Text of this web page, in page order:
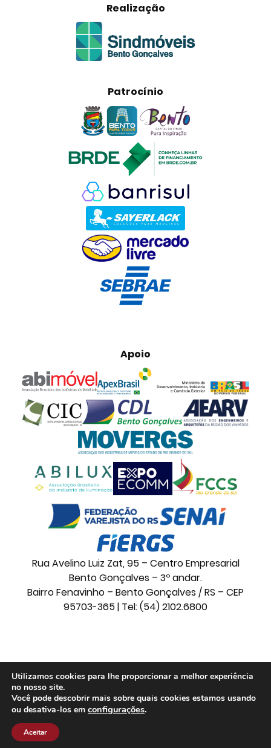
Realização
Patrocínio
Apoio
Rua Avelino Luiz Zat, 95 – Centro Empresarial
Bento Gonçalves – 3º andar.
Bairro Fenavinho – Bento Gonçalves / RS – CEP
95703-365 | Tel: (54) 2102.6800
© 2026 Movelsul. Todos os direitos reservados.
Utilizamos cookies para lhe proporcionar a melhor experiência
no nosso site.
Você pode descobrir mais sobre quais cookies estamos usando
ou desativa-los em configurações.
Aceitar